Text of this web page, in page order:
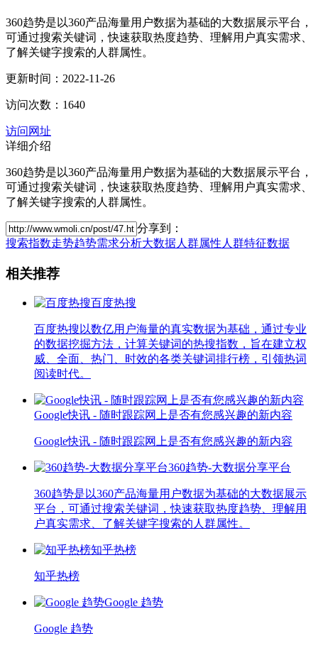
360趋势是以360产品海量用户数据为基础的大数据展示平台，
可通过搜索关键词，快速获取热度趋势、理解用户真实需求、
了解关键字搜索的人群属性。
更新时间：2022-11-26
访问次数：1640
访问网址
详细介绍
360趋势是以360产品海量用户数据为基础的大数据展示平台，
可通过搜索关键词，快速获取热度趋势、理解用户真实需求、
了解关键字搜索的人群属性。
分享到：
搜索指数走势趋势需求分析大数据人群属性 人群特征数据
相关推荐
百度热搜
百度热搜以数亿用户海量的真实数据为基础，通过专业
的数据挖掘方法，计算关键词的热搜指数，旨在建立权
威、全面、热门、时效的各类关键词排行榜，引领热词
阅读时代。
Google快讯 - 随时跟踪网上是否有您感兴趣的新内容
Google快讯 - 随时跟踪网上是否有您感兴趣的新内容
360趋势-大数据分享平台
360趋势是以360产品海量用户数据为基础的大数据展示
平台，可通过搜索关键词，快速获取热度趋势、理解用
户真实需求、了解关键字搜索的人群属性。
知乎热榜
知乎热榜
Google 趋势
Google 趋势